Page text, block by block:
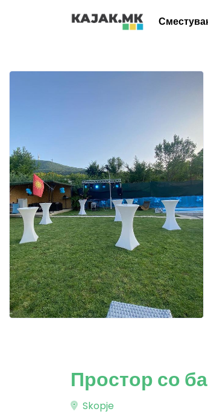
Простор со
Skopje